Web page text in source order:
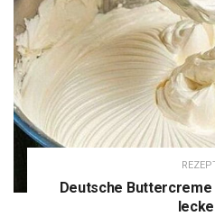
Deutsche Buttercreme